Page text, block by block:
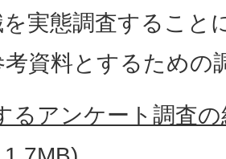
を実態調査すること
資料とするための
るアンケート調査